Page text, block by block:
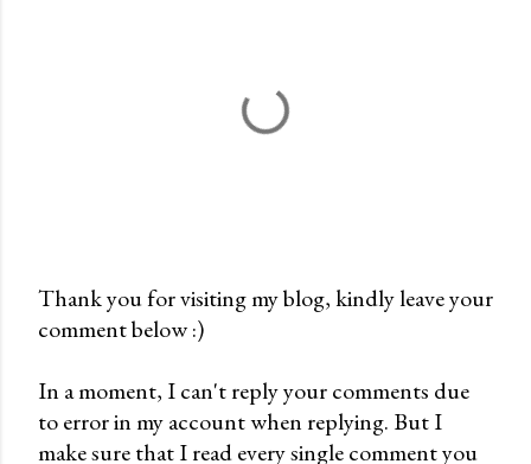
P
s
t
a
Thank you for visiting my blog, kindly leave your
comment below :)
In a moment, I can't reply your comments due
to error in my account when replying. But I
make sure that I read every single comment you